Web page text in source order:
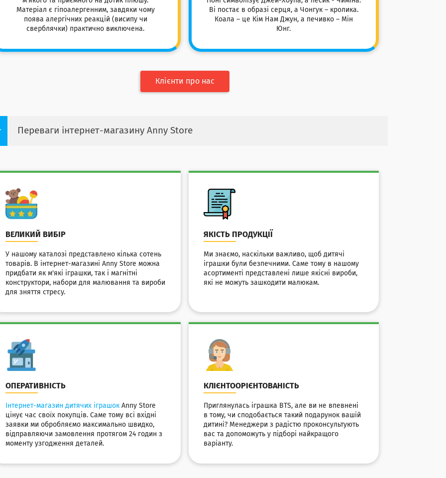
Матеріал є гіпоалергенним, завдяки чому
поява алергічних реакцій (висипу чи
сверблячки) практично виключена.
Ві постає в образі серця, а Чонгук – кролика.
Коала – це Кім Нам Джун, а печивко – Мін
Юнг.
Клієнти про нас
Переваги інтернет-магазину Anny Store
ВЕЛИКИЙ ВИБІР
У нашому каталозі представлено кілька сотень
товарів. В інтернет-магазині Anny Store можна
придбати як м'які іграшки, так і магнітні
конструктори, набори для малювання та вироби
для зняття стресу.
ЯКІСТЬ ПРОДУКЦІЇ
Ми знаємо, наскільки важливо, щоб дитячі
іграшки були безпечними. Саме тому в нашому
асортименті представлені лише якісні вироби,
які не можуть зашкодити малюкам.
ОПЕРАТИВНІСТЬ
Інтернет-магазин дитячих іграшокAnny Store
цінує час своїх покупців. Саме тому всі вхідні
заявки ми обробляємо максимально швидко,
відправляючи замовлення протягом 24 годин з
моменту узгодження деталей.
КЛІЄНТООРІЄНТОВАНІСТЬ
Приглянулась іграшка BTS, але ви не впевнені
в тому, чи сподобається такий подарунок вашій
дитині? Менеджери з радістю проконсультують
вас та допоможуть у підборі найкращого
варіанту.